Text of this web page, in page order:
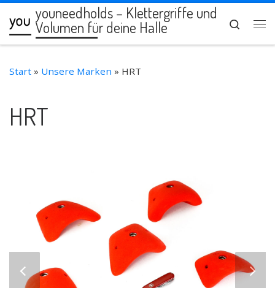
Zum Inhalt springen
youneedholds – Klettergriffe und
Volumen für deine Halle
Search
Start » Unsere Marken » HRT
HRT